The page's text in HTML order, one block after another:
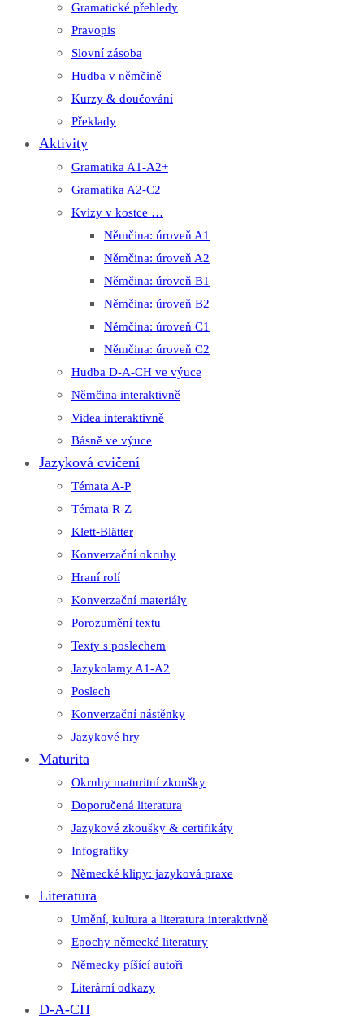
Gramatické přehledy
Pravopis
Slovní zásoba
Hudba v němčině
Kurzy & doučování
Překlady
Aktivity
Gramatika A1-A2+
Gramatika A2-C2
Kvízy v kostce …
Němčina: úroveň A1
Němčina: úroveň A2
Němčina: úroveň B1
Němčina: úroveň B2
Němčina: úroveň C1
Němčina: úroveň C2
Hudba D-A-CH ve výuce
Němčina interaktivně
Videa interaktivně
Básně ve výuce
Jazyková cvičení
Témata A-P
Témata R-Z
Klett-Blätter
Konverzační okruhy
Hraní rolí
Konverzační materiály
Porozumění textu
Texty s poslechem
Jazykolamy A1-A2
Poslech
Konverzační nástěnky
Jazykové hry
Maturita
Okruhy maturitní zkoušky
Doporučená literatura
Jazykové zkoušky & certifikáty
Infografiky
Německé klipy: jazyková praxe
Literatura
Umění, kultura a literatura interaktivně
Epochy německé literatury
Německy píšící autoři
Literární odkazy
D-A-CH